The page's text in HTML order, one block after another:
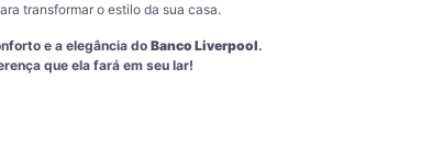
transformar o estilo da sua casa.
e a elegância do Banco Liverpool.
que ela fará em seu lar!